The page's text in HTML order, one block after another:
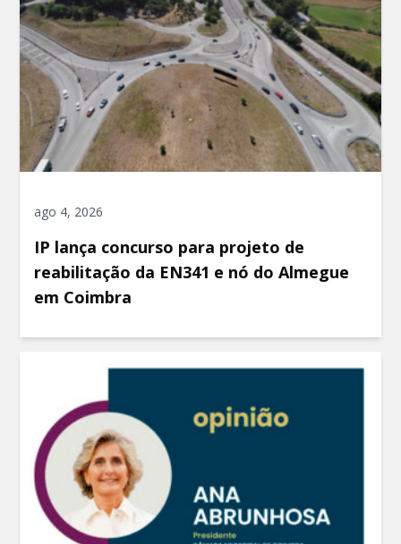
ago 4, 2026
IP lança concurso para projeto de
reabilitação da EN341 e nó do Almegue
em Coimbra